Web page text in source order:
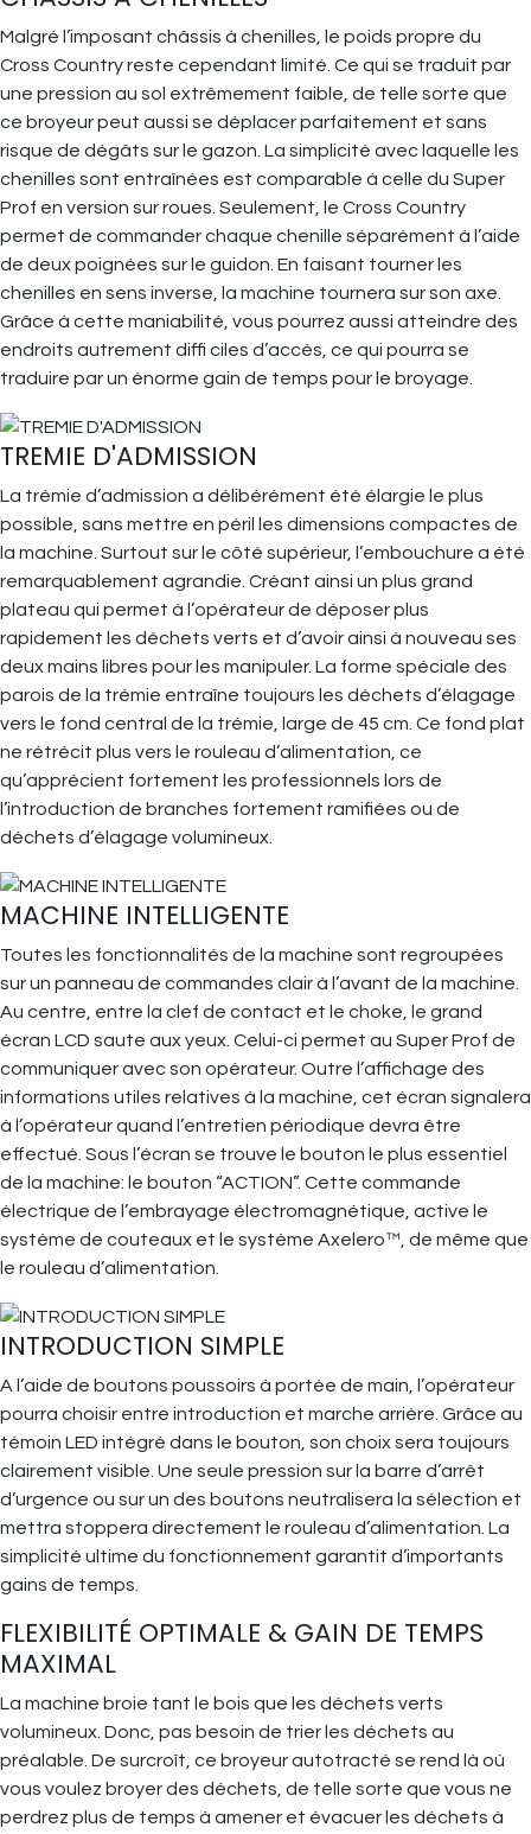
Malgré l’imposant châssis à chenilles, le poids propre du
Cross Country reste cependant limité. Ce qui se traduit par
une pression au sol extrêmement faible, de telle sorte que
ce broyeur peut aussi se déplacer parfaitement et sans
risque de dégâts sur le gazon. La simplicité avec laquelle les
chenilles sont entraînées est comparable à celle du Super
Prof en version sur roues. Seulement, le Cross Country
permet de commander chaque chenille séparément à l’aide
de deux poignées sur le guidon. En faisant tourner les
chenilles en sens inverse, la machine tournera sur son axe.
Grâce à cette maniabilité, vous pourrez aussi atteindre des
endroits autrement diffi ciles d’accès, ce qui pourra se
traduire par un énorme gain de temps pour le broyage.
TREMIE D'ADMISSION
La trémie d’admission a délibérément été élargie le plus
possible, sans mettre en péril les dimensions compactes de
la machine. Surtout sur le côté supérieur, l’embouchure a été
remarquablement agrandie. Créant ainsi un plus grand
plateau qui permet à l’opérateur de déposer plus
rapidement les déchets verts et d’avoir ainsi à nouveau ses
deux mains libres pour les manipuler. La forme spéciale des
parois de la trémie entraîne toujours les déchets d’élagage
vers le fond central de la trémie, large de 45 cm. Ce fond plat
ne rétrécit plus vers le rouleau d’alimentation, ce
qu’apprécient fortement les professionnels lors de
l’introduction de branches fortement ramifiées ou de
déchets d’élagage volumineux.
MACHINE INTELLIGENTE
Toutes les fonctionnalités de la machine sont regroupées
sur un panneau de commandes clair à l’avant de la machine.
Au centre, entre la clef de contact et le choke, le grand
écran LCD saute aux yeux. Celui-ci permet au Super Prof de
communiquer avec son opérateur. Outre l’affichage des
informations utiles relatives à la machine, cet écran signalera
à l’opérateur quand l’entretien périodique devra être
effectué. Sous l’écran se trouve le bouton le plus essentiel
de la machine: le bouton “ACTION”. Cette commande
électrique de l’embrayage électromagnétique, active le
système de couteaux et le système Axelero™, de même que
le rouleau d’alimentation.
INTRODUCTION SIMPLE
A l’aide de boutons poussoirs à portée de main, l’opérateur
pourra choisir entre introduction et marche arrière. Grâce au
témoin LED intégré dans le bouton, son choix sera toujours
clairement visible. Une seule pression sur la barre d’arrêt
d’urgence ou sur un des boutons neutralisera la sélection et
mettra stoppera directement le rouleau d’alimentation. La
simplicité ultime du fonctionnement garantit d’importants
gains de temps.
FLEXIBILITÉ OPTIMALE & GAIN DE TEMPS
MAXIMAL
La machine broie tant le bois que les déchets verts
volumineux. Donc, pas besoin de trier les déchets au
préalable. De surcroît, ce broyeur autotracté se rend là où
vous voulez broyer des déchets, de telle sorte que vous ne
perdrez plus de temps à amener et évacuer les déchets à